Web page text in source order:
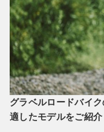
グラベルロードバイ
適したモデルをご紹介